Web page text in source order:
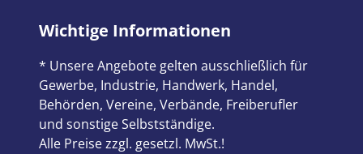
Wichtige Informationen
* Unsere Angebote gelten ausschließlich für
Gewerbe, Industrie, Handwerk, Handel,
Behörden, Vereine, Verbände, Freiberufler
und sonstige Selbstständige.
Alle Preise zzgl. gesetzl. MwSt.!